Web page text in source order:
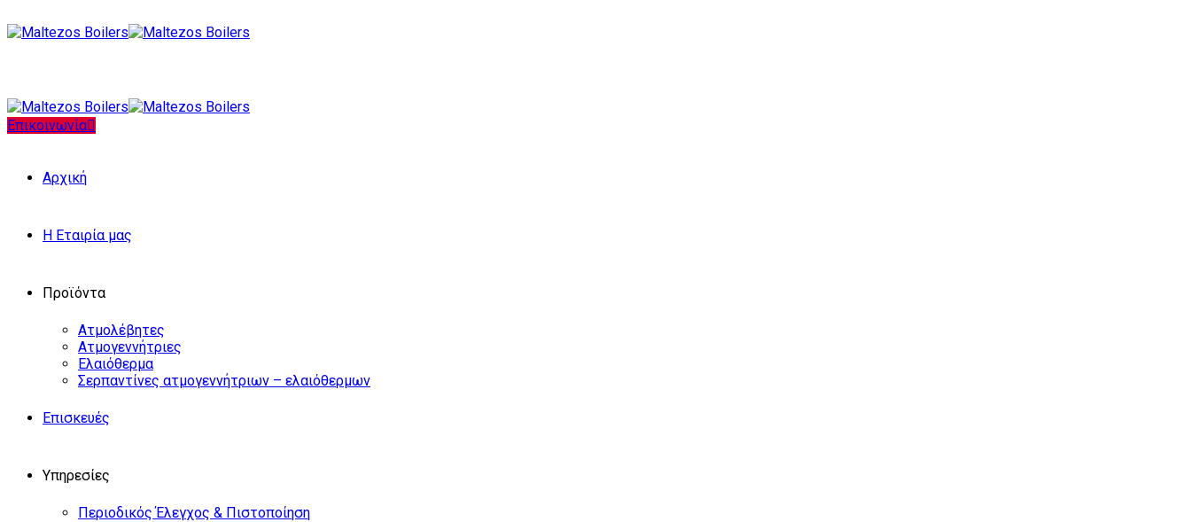
Επικοινωνία
Αρχική
Η Εταιρία μας
Προϊόντα
Ατμολέβητες
Ατμογεννήτριες
Ελαιόθερμα
Σερπαντίνες ατμογεννήτριων – ελαιόθερμων
Επισκευές
Υπηρεσίες
Περιοδικός Έλεγχος & Πιστοποίηση